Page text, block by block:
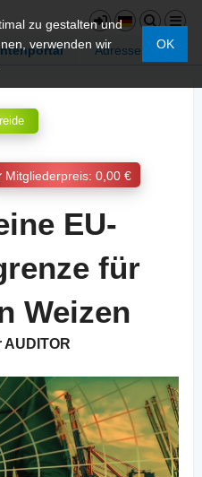
Adressen
zu gestalten und
verwenden wir
OK
Mitgliederpreis: 0,00 €
EU-
für
Weizen
AUDITOR